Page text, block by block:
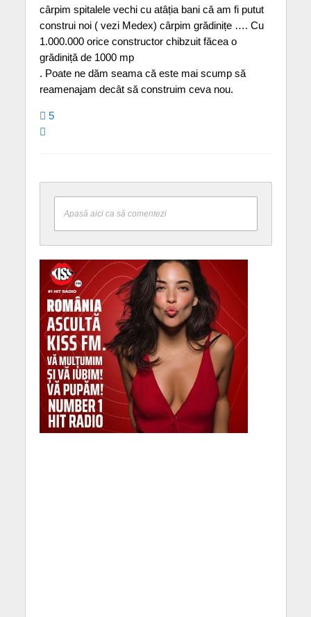
cârpim spitalele vechi cu atâția bani cǎ am fi putut
construi noi ( vezi Medex) cârpim grădinițe …. Cu
1.000.000 orice constructor chibzuit făcea o
grădiniță de 1000 mp
. Poate ne dăm seama că este mai scump să
reamenajam decât să construim ceva nou.
5
Apasă aici ca să comentezi